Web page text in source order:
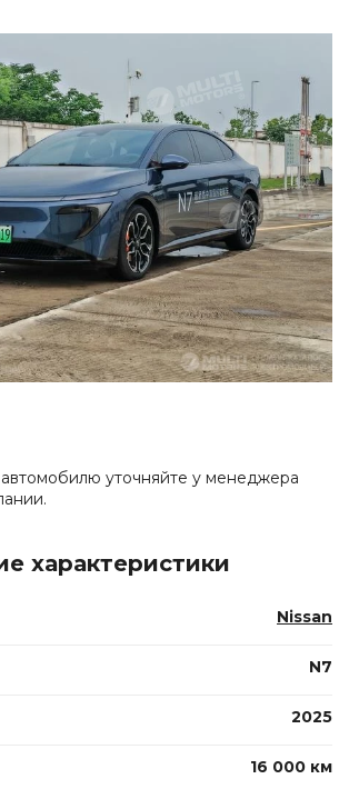
уточняйте у менеджера
характеристики
Nissan
N7
2025
16 000 км